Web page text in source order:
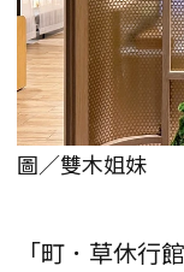
圖／雙木姐妹
「町．草休行